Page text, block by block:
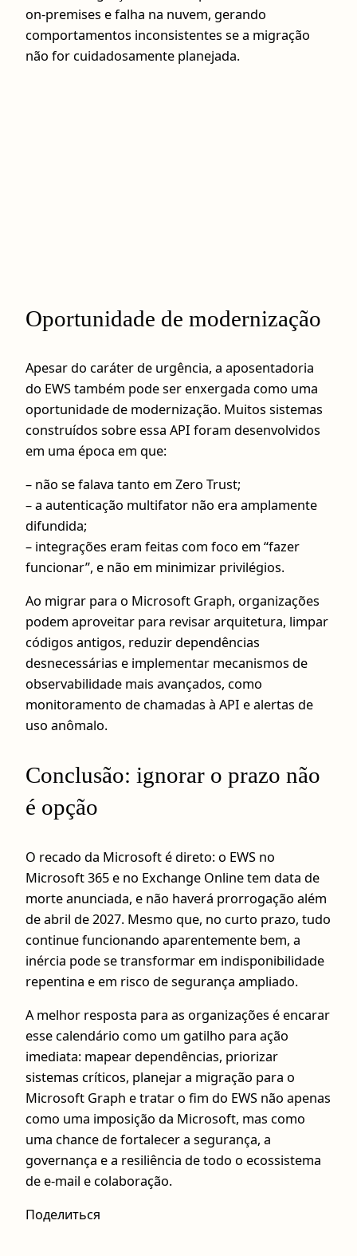
on‑premises e falha na nuvem, gerando
comportamentos inconsistentes se a migração
não for cuidadosamente planejada.
Oportunidade de modernização
Apesar do caráter de urgência, a aposentadoria
do EWS também pode ser enxergada como uma
oportunidade de modernização. Muitos sistemas
construídos sobre essa API foram desenvolvidos
em uma época em que:
– não se falava tanto em Zero Trust;
– a autenticação multifator não era amplamente
difundida;
– integrações eram feitas com foco em “fazer
funcionar”, e não em minimizar privilégios.
Ao migrar para o Microsoft Graph, organizações
podem aproveitar para revisar arquitetura, limpar
códigos antigos, reduzir dependências
desnecessárias e implementar mecanismos de
observabilidade mais avançados, como
monitoramento de chamadas à API e alertas de
uso anômalo.
Conclusão: ignorar o prazo não
é opção
O recado da Microsoft é direto: o EWS no
Microsoft 365 e no Exchange Online tem data de
morte anunciada, e não haverá prorrogação além
de abril de 2027. Mesmo que, no curto prazo, tudo
continue funcionando aparentemente bem, a
inércia pode se transformar em indisponibilidade
repentina e em risco de segurança ampliado.
A melhor resposta para as organizações é encarar
esse calendário como um gatilho para ação
imediata: mapear dependências, priorizar
sistemas críticos, planejar a migração para o
Microsoft Graph e tratar o fim do EWS não apenas
como uma imposição da Microsoft, mas como
uma chance de fortalecer a segurança, a
governança e a resiliência de todo o ecossistema
de e‑mail e colaboração.
Поделиться